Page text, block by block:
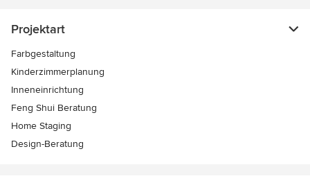
Projektart
Farbgestaltung
Kinderzimmerplanung
Inneneinrichtung
Feng Shui Beratung
Home Staging
Design-Beratung